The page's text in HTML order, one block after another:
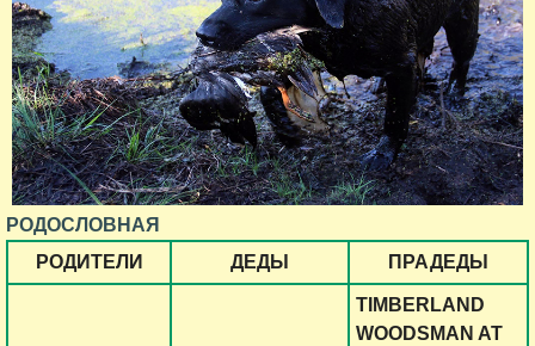
РОДОСЛОВНАЯ
РОДИТЕЛИ
ДЕДЫ ПРАДЕДЫ
TIMBERLAND
WOODSMAN AT